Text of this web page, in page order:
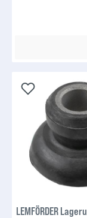
LEMFÖRDER